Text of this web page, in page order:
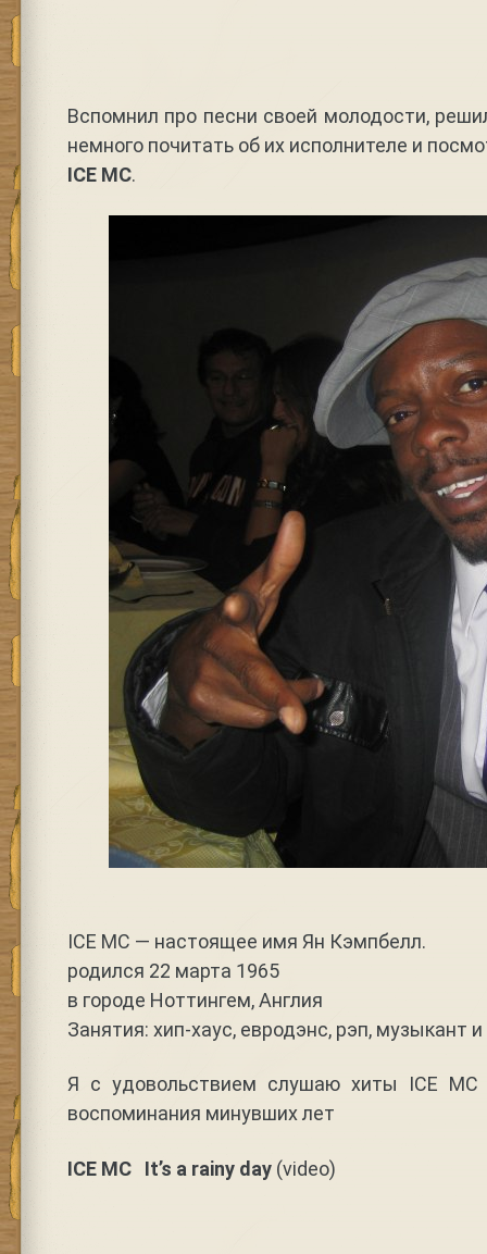
Вспомнил про песни своей молодости,
немного почитать об их исполнителе и
ICE MC.
ICE MC — настоящее имя Ян Кэмпбелл.
родился 22 марта 1965
в городе Ноттингем, Англия
Занятия: хип-хаус, евродэнс, рэп, музыкант
Я с удовольствием слушаю хиты ICE
воспоминания минувших лет
ICE MC It’s a rainy day(video)